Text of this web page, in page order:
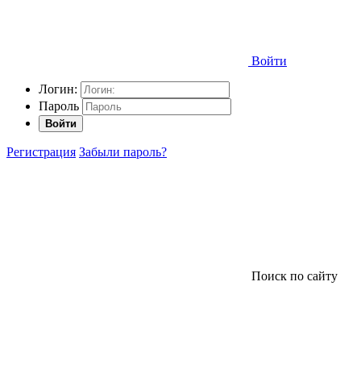
Войти
Логин:
Пароль
Войти
Регистрация Забыли пароль?
Поиск по сайту